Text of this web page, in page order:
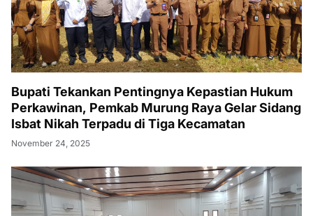
Bupati Tekankan Pentingnya Kepastian Hukum
Perkawinan, Pemkab Murung Raya Gelar Sidang
Isbat Nikah Terpadu di Tiga Kecamatan
November 24, 2025